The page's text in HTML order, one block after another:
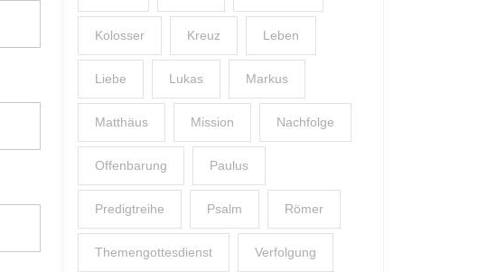
Kolosser Kreuz Leben
Liebe Lukas Markus
Matthäus Mission Nachfolge
Offenbarung Paulus
Predigtreihe Psalm Römer
Themengottesdienst Verfolgung